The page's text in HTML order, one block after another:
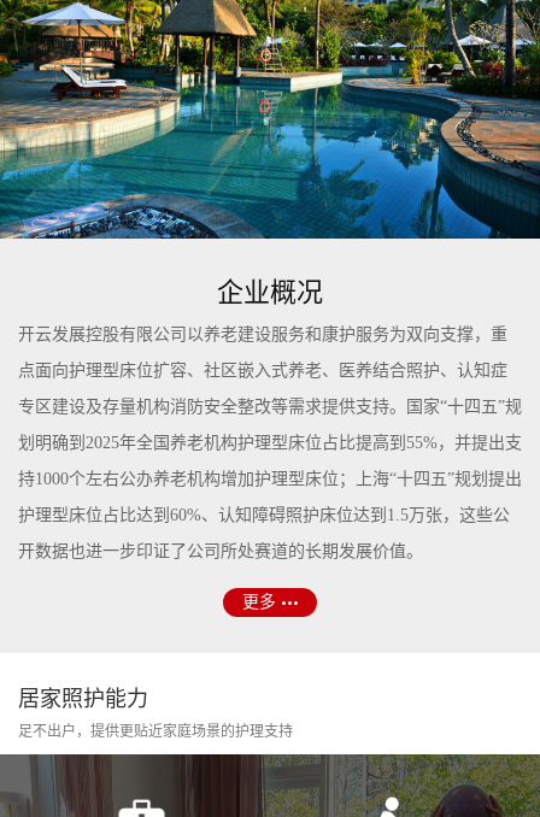
企业概况
开云发展控股有限公司以养老建设服务和康护服务为双向支撑，重
点面向护理型床位扩容、社区嵌入式养老、医养结合照护、认知症
专区建设及存量机构消防安全整改等需求提供支持。国家“十四五”规
划明确到2025年全国养老机构护理型床位占比提高到55%，并提出支
持1000个左右公办养老机构增加护理型床位；上海“十四五”规划提出
护理型床位占比达到60%、认知障碍照护床位达到1.5万张，这些公
开数据也进一步印证了公司所处赛道的长期发展价值。
更多
居家照护能力
足不出户，提供更贴近家庭场景的护理支持